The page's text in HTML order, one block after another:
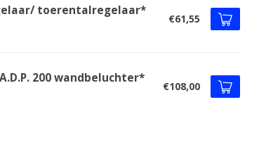
toerentalregelaar*
€61,55
200 wandbeluchter*
€108,00